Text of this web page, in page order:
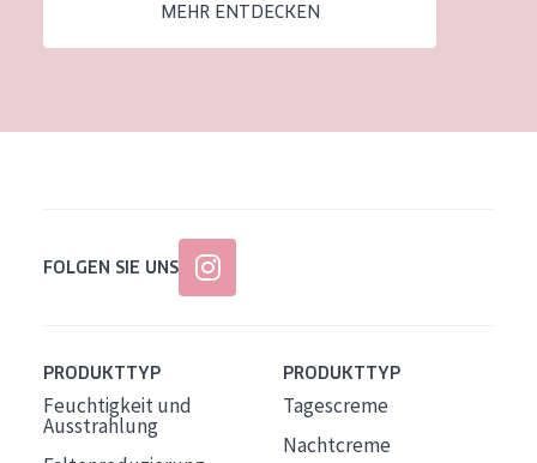
Jedes alter
Reife Haut
MEHR ENTDECKEN
FOLGEN SIE UNS
PRODUKTTYP
Feuchtigkeit und
Ausstrahlung
PRODUKTTYP
Tagescreme
Nachtcreme